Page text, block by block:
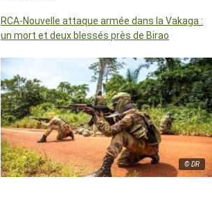
RCA-Nouvelle attaque armée dans la Vakaga :
un mort et deux blessés près de Birao
© DR